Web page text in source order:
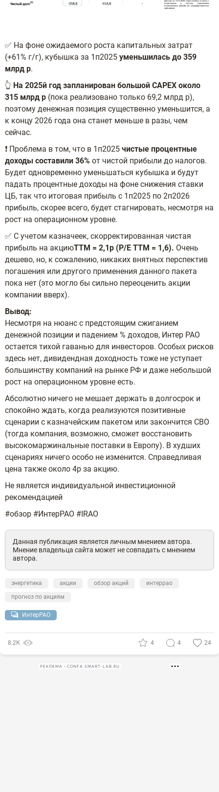
✅ На фоне ожидаемого роста капитальных затрат
(+61% г/г), кубышка за 1п2025 уменьшилась до 359
млрд р.
👆 На 2025й год запланирован большой CAPEX около
315 млрд р (пока реализовано только 69,2 млрд р),
поэтому денежная позиция существенно уменьшится, а
к концу 2026 года она станет меньше в разы, чем
сейчас.
❗️ Проблема в том, что в 1п2025 чистые процентные
доходы составили 36% от чистой прибыли до налогов.
Будет одновременно уменьшаться кубышка и будут
падать процентные доходы на фоне снижения ставки
ЦБ, так что итоговая прибыль с 1п2025 по 2п2026
прибыль, скорее всего, будет стагнировать, несмотря на
рост на операционном уровне.
✅ С учетом казначеек, скорректированная чистая
прибыль на акциюTTM = 2,1р (P/E TTM = 1,6). Очень
дешево, но, к сожалению, никаких внятных перспектив
погашения или другого применения данного пакета
пока нет (это могло бы сильно переоценить акции
компании вверх).
Вывод:
Несмотря на нюанс с предстоящим сжиганием
денежной позиции и падением % доходов, Интер РАО
остается тихой гаванью для инвесторов. Особых рисков
здесь нет, дивидендная доходность тоже не уступает
большинству компаний на рынке РФ и даже небольшой
рост на операционном уровне есть.
Абсолютно ничего не мешает держать в долгосрок и
спокойно ждать, когда реализуются позитивные
сценарии с казначейским пакетом или закончится СВО
(тогда компания, возможно, сможет восстановить
высокомаржинальные поставки в Европу). В худших
сценариях ничего особо не изменится. Справедливая
цена также около 4р за акцию.
Не является индивидуальной инвестиционной
рекомендацией
#обзор #ИнтерРАО #IRAO
Данная публикация является личным мнением автора.
Мнение владельца сайта может не совпадать с мнением
автора.
энергетика акции обзор акций
интеррао
прогноз по акциям
ИнтерРАО
8.2К 4 4 24
РЕКЛАМА • CONFA.SMART-LAB.RU